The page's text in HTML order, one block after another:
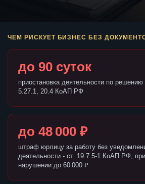
ЧЕМ РИСКУЕТ БИЗНЕС БЕЗ
до 90 суток
приостановка деятельности по
5.27.1, 20.4 КоАП РФ
до 48 000 ₽
штраф юрлицу за работу без
деятельности - ст. 19.7.5-1 КоАП РФ,
нарушении до 60 000 ₽